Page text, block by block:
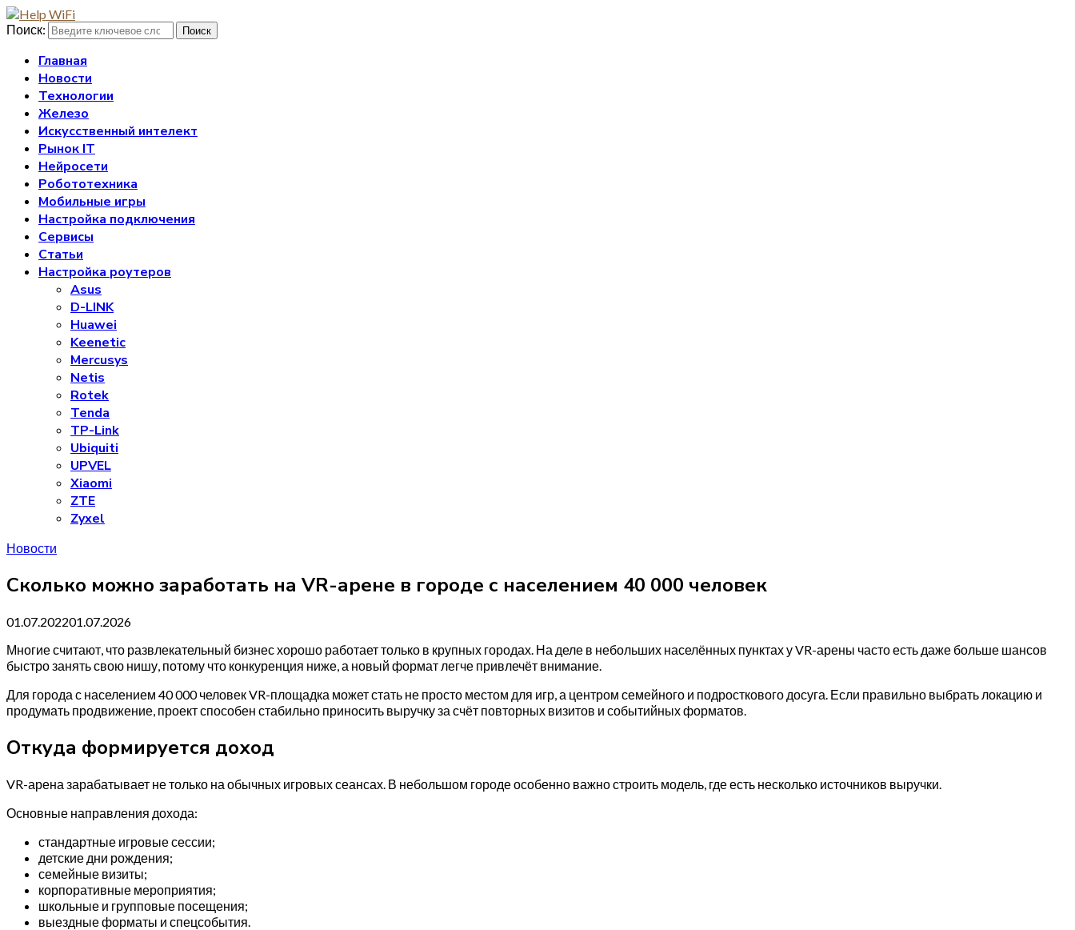
Поиск: Поиск
Главная
Новости
Технологии
Железо
Искусственный интелект
Рынок IT
Нейросети
Робототехника
Мобильные игры
Настройка подключения
Сервисы
Статьи
Настройка роутеров
Asus
D-LINK
Huawei
Keenetic
Mercusys
Netis
Rotek
Tenda
TP-Link
Ubiquiti
UPVEL
Xiaomi
ZTE
Zyxel
Новости
Сколько можно заработать на VR-арене в городе с населением 40 000 человек
01.07.202201.07.2026
Многие считают, что развлекательный бизнес хорошо работает только в крупных городах. На деле в небольших населённых пунктах у VR-арены часто есть даже больше шансов
быстро занять свою нишу, потому что конкуренция ниже, а новый формат легче привлечёт внимание.
Для города с населением 40 000 человек VR-площадка может стать не просто местом для игр, а центром семейного и подросткового досуга. Если правильно выбрать локацию и
продумать продвижение, проект способен стабильно приносить выручку за счёт повторных визитов и событийных форматов.
Откуда формируется доход
VR-арена зарабатывает не только на обычных игровых сеансах. В небольшом городе особенно важно строить модель, где есть несколько источников выручки.
Основные направления дохода:
стандартные игровые сессии;
детские дни рождения;
семейные визиты;
корпоративные мероприятия;
школьные и групповые посещения;
выездные форматы и спецсобытия.